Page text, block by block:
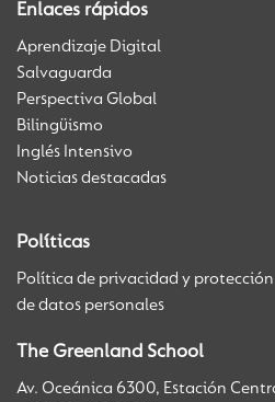
Enlaces rápidos
Aprendizaje Digital
Salvaguarda
Perspectiva Global
Bilingüismo
Inglés Intensivo
Noticias destacadas
Políticas
Política de privacidad y protección
de datos personales
The Greenland School
Av. Oceánica 6300, Estación